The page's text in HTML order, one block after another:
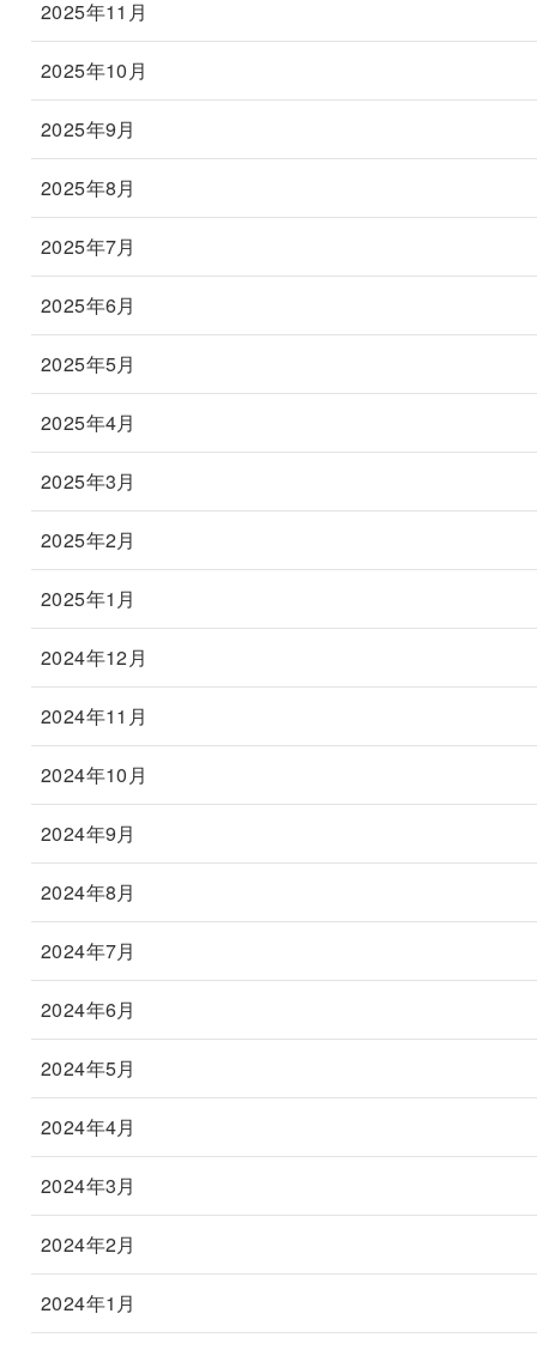
2025年11月
2025年10月
2025年9月
2025年8月
2025年7月
2025年6月
2025年5月
2025年4月
2025年3月
2025年2月
2025年1月
2024年12月
2024年11月
2024年10月
2024年9月
2024年8月
2024年7月
2024年6月
2024年5月
2024年4月
2024年3月
2024年2月
2024年1月